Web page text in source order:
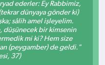
ederler: Ey Rabbimiz,
dünyaya gönder ki)
sâlih amel işleyelim.
düşünecek bir kimsenin
mi ki? Hem size
(peygamber) de geldi."
37)